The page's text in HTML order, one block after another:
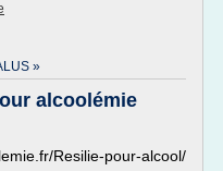
»
alcoolémie
Resilie-pour-alcool/